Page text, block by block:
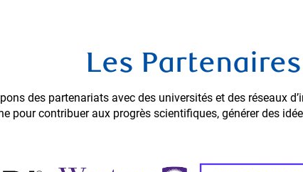
Les Partenaires
des partenariats avec des universités et des réseaux
pour contribuer aux progrès scientifiques, générer des